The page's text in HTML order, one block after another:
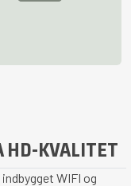
HD-KVALITET
WIFI og